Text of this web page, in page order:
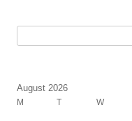
August 2026
M T W